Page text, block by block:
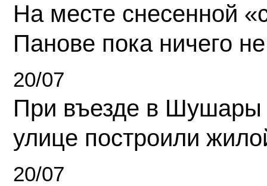
На месте снесенной
Панове пока ничего
20/07
При въезде в Шушары
улице построили
20/07